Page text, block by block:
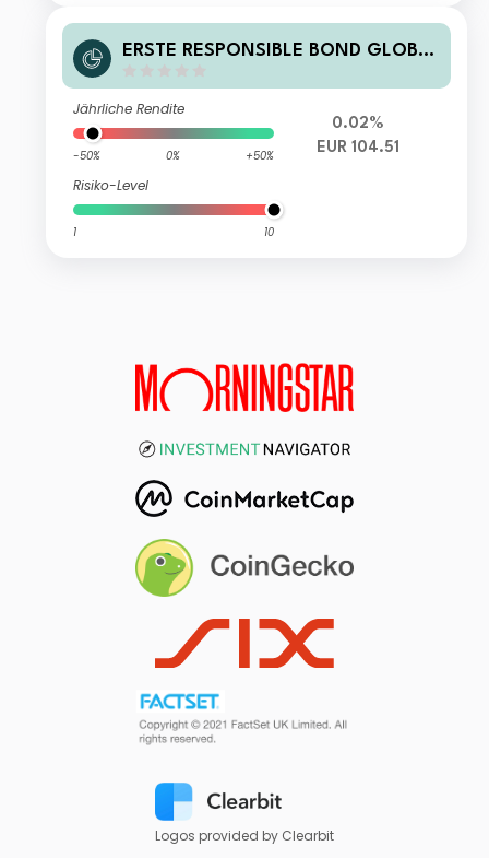
ERSTE RESPONSIBLE BOND GLOBA
Jährliche Rendite
-50% 0% +50%
Risiko-Level
1 10
0.02%
EUR 104.51
Logos provided by Clearbit